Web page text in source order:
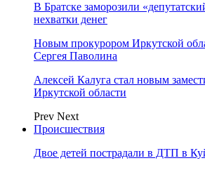
В Братске заморозили
нехватки денег
Новым прокурором Иркутской
Сергея Паволина
Алексей Калуга стал новым
Иркутской области
Prev Next
Происшествия
Двое детей пострадали в ДТП в